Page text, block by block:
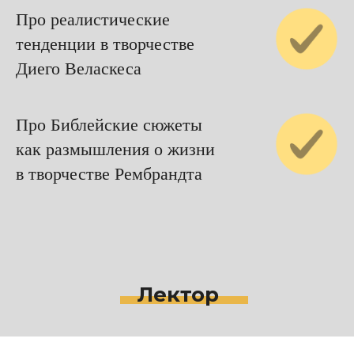
Про реалистические
тенденции в творчестве
Диего Веласкеса
Про Библейские сюжеты
как размышления о жизни
в творчестве Рембрандта
Лектор